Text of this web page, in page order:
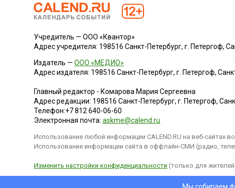
Учредитель — ООО «Квантор»
Адрес учредителя: 198516 Санкт-Петербург, г. Петергоф,
Издатель —ООО «МЕДИО»
Адрес издателя: 198516 Санкт-Петербург, г. Петергоф,
Главный редактор - Комарова Мария Сергеевна
Адрес редакции: 198516 Санкт-Петербург, г. Петергоф,
Телефон:+7 812 640-06-60
Электронная почта:askme@calend.ru
Использование любой информации CALEND.RU на веб-сайтах
Использование информации сайта в оффлайн-СМИ (радио,
Изменить настройки конфиденциальности (только для жителей
Мы собираем